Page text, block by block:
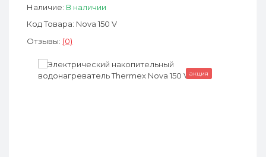
Наличие: В наличии
Код Товара: Nova 150 V
Отзывы: (0)
акция